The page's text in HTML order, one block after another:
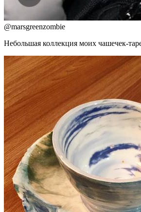
@marsgreenzombie
Небольшая коллекция моих чашечек-